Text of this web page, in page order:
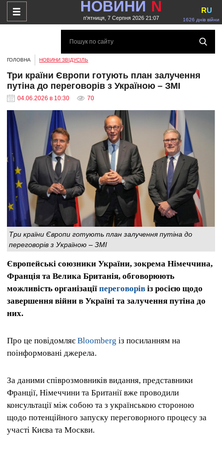
НОВИНИ N
п'ятниця, 7 Серпня 2026 21:07 1626 днів війни
RU
ГОЛОВНА НОВИНИ ЗВІДУСІЛЬ
Три країни Європи готують план залучення
путіна до переговорів з Україною – ЗМІ
04.06.2026 в 10:30 70
Три країни Європи готують план залучення путіна до
переговорів з Україною – ЗМІ
Європейські союзники України, зокрема Німеччина,
Франція та Велика Британія, обговорюють
можливість організації переговорів із росією щодо
завершення війни в Україні та залучення путіна до
них.
Про це повідомляє Bloomberg із посиланням на
поінформовані джерела.
За даними співрозмовників видання, представники
Франції, Німеччини та Британії вже проводили
консультації між собою та з українською стороною
щодо потенційного запуску переговорного процесу за
участі Києва та Москви.